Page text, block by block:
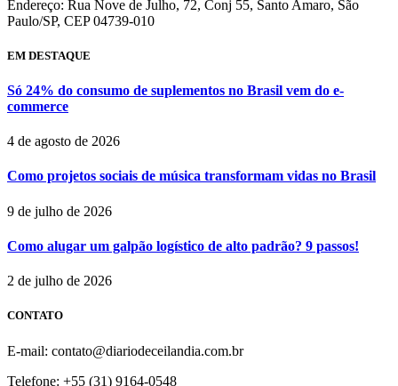
Endereço: Rua Nove de Julho, 72, Conj 55, Santo Amaro, São
Paulo/SP, CEP 04739-010
EM DESTAQUE
Só 24% do consumo de suplementos no Brasil vem do e-
commerce
4 de agosto de 2026
Como projetos sociais de música transformam vidas no Brasil
9 de julho de 2026
Como alugar um galpão logístico de alto padrão? 9 passos!
2 de julho de 2026
CONTATO
E-mail: contato@diariodeceilandia.com.br
Telefone: +55 (31) 9164-0548